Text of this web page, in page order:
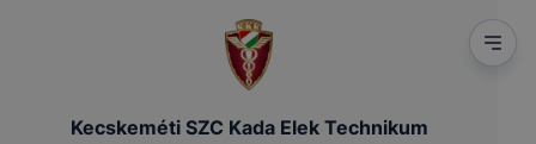
Kecskeméti SZC Kada Elek Technikum